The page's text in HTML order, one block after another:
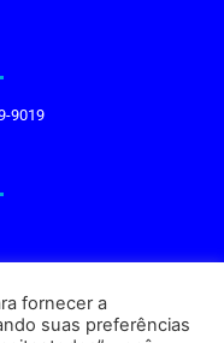
9019
fornecer a
suas preferências